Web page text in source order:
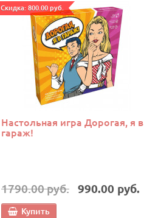
Cкидка: 800.00 руб.
Настольная игра Дорогая, я в
гараж!
1790.00 руб. 990.00 руб.
Купить